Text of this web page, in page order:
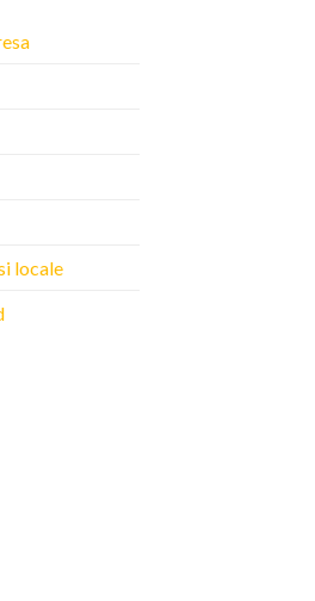
locale